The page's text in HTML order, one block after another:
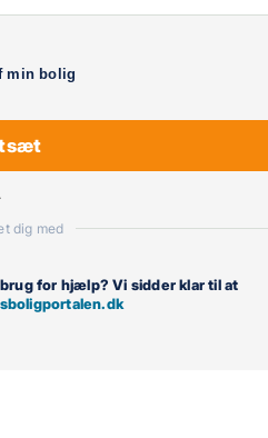
min bolig
dig med
Vi sidder klar til at